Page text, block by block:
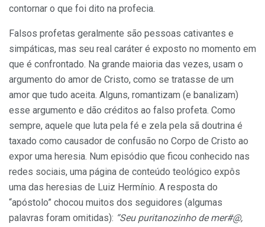
contornar o que foi dito na profecia.
Falsos profetas geralmente são pessoas cativantes e
simpáticas, mas seu real caráter é exposto no momento em
que é confrontado. Na grande maioria das vezes, usam o
argumento do amor de Cristo, como se tratasse de um
amor que tudo aceita. Alguns, romantizam (e banalizam)
esse argumento e dão créditos ao falso profeta. Como
sempre, aquele que luta pela fé e zela pela sã doutrina é
taxado como causador de confusão no Corpo de Cristo ao
expor uma heresia. Num episódio que ficou conhecido nas
redes sociais, uma página de conteúdo teológico expôs
uma das heresias de Luiz Hermínio. A resposta do
“apóstolo” chocou muitos dos seguidores (algumas
palavras foram omitidas): “Seu puritanozinho de mer#@,